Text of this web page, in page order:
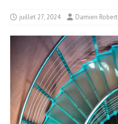
juillet 27, 2024 Damien Robert